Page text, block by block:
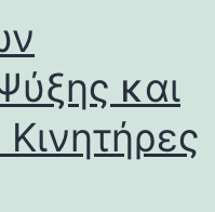
και